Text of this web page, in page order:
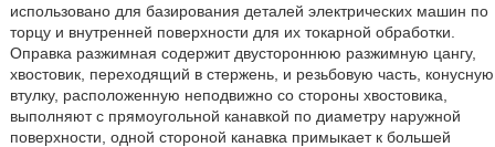
использовано для базирования деталей электрических машин по
торцу и внутренней поверхности для их токарной обработки.
Оправка разжимная содержит двустороннюю разжимную цангу,
хвостовик, переходящий в стержень, и резьбовую часть, конусную
втулку, расположенную неподвижно со стороны хвостовика,
выполняют с прямоугольной канавкой по диаметру наружной
поверхности, одной стороной канавка примыкает к большей